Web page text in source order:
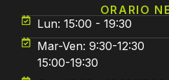
ORARIO
Lun: 15:00 - 19:30
Mar-Ven: 9:30-12:30
15:00-19:30